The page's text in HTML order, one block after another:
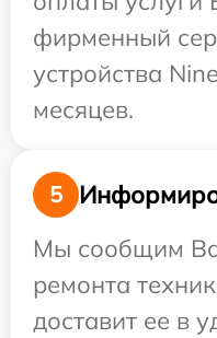
фирменный
устройства
месяцев.
5
Мы сообщим
ремонта
доставит ее в